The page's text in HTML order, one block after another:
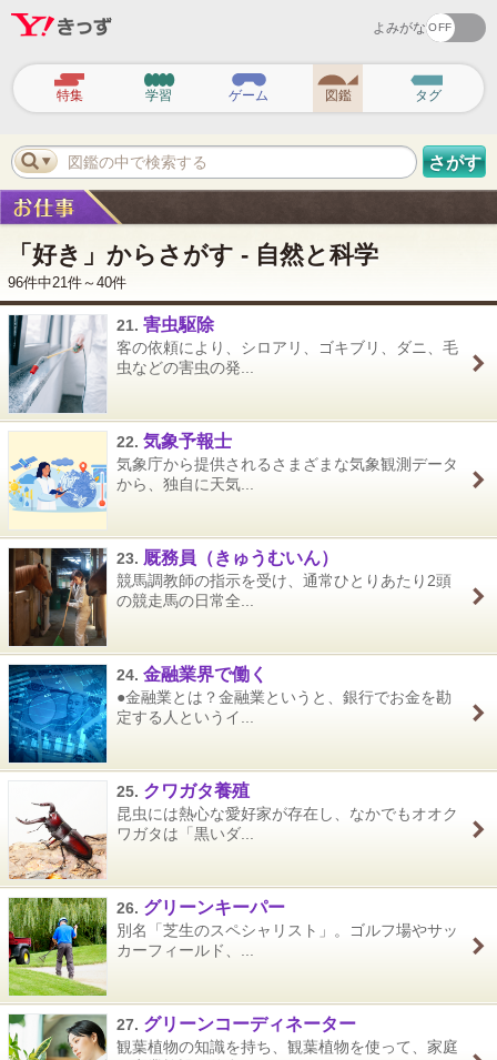
よみがな
ビ
ゲ
ー
シ
ョ
特集 学習 ゲーム 図鑑 タグ
図鑑の中で検索する さがす
「好き」からさがす - 自然と科学
96件中21件～40件
21. 害虫駆除
客の依頼により、シロアリ、ゴキブリ、ダニ、毛
虫などの害虫の発...
22. 気象予報士
気象庁から提供されるさまざまな気象観測データ
から、独自に天気...
23. 厩務員（きゅうむいん）
競馬調教師の指示を受け、通常ひとりあたり2頭
の競走馬の日常全...
24. 金融業界で働く
●金融業とは？金融業というと、銀行でお金を勘
定する人というイ...
25. クワガタ養殖
昆虫には熱心な愛好家が存在し、なかでもオオク
ワガタは「黒いダ...
26. グリーンキーパー
別名「芝生のスペシャリスト」。ゴルフ場やサッ
カーフィールド、...
27. グリーンコーディネーター
観葉植物の知識を持ち、観葉植物を使って、家庭